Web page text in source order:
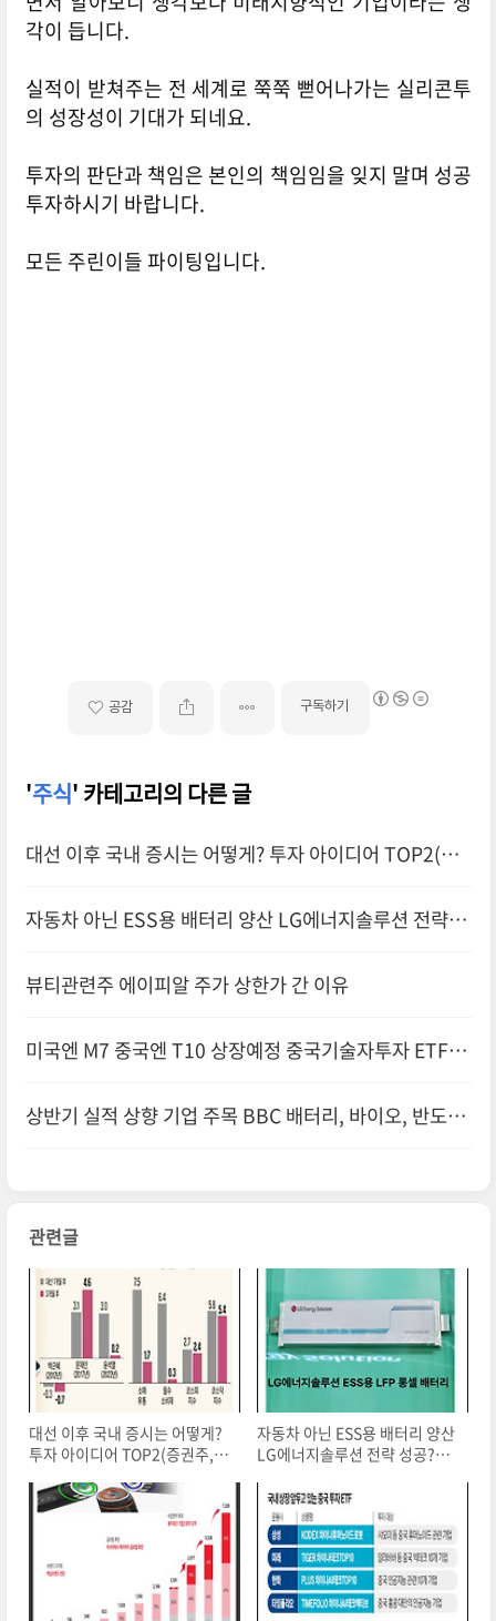
각이 듭니다.
실적이 받쳐주는 전 세계로 쭉쭉 뻗어나가는 실리콘투
의 성장성이 기대가 되네요.
투자의 판단과 책임은 본인의 책임임을 잊지 말며 성공
투자하시기 바랍니다.
모든 주린이들 파이팅입니다.
공감 구독하기
'주식' 카테고리의 다른 글
대선 이후 국내 증시는 어떻게? 투자 아이디어 TOP2(증
자동차 아닌 ESS용 배터리 양산 LG에너지솔루션 전략 성
뷰티관련주 에이피알 주가 상한가 간 이유
미국엔 M7 중국엔 T10 상장예정 중국기술자투자 ETF T
상반기 실적 상향 기업 주목 BBC 배터리, 바이오, 반도체
관련글
대선 이후 국내 증시는 어떻게?
투자 아이디어 TOP2(증권주,원
자동차 아닌 ESS용 배터리 양산
LG에너지솔루션 전략 성공?실